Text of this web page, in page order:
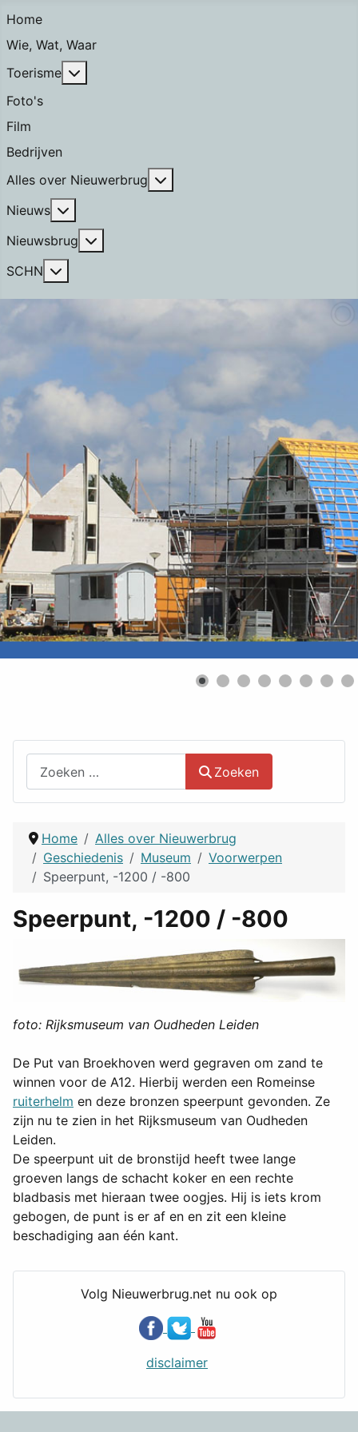
Home
Wie, Wat, Waar
Toerisme
Foto's
Film
Bedrijven
Alles over Nieuwerbrug
Nieuws
Nieuwsbrug
SCHN
Zoeken
Home
Alles over Nieuwerbrug
Geschiedenis
Museum
Voorwerpen
Speerpunt, -1200 / -800
Speerpunt, -1200 / -800
foto: Rijksmuseum van Oudheden Leiden
De Put van Broekhoven werd gegraven om zand te
winnen voor de A12. Hierbij werden een Romeinse
ruiterhelm en deze bronzen speerpunt gevonden. Ze
zijn nu te zien in het Rijksmuseum van Oudheden
Leiden.
De speerpunt uit de bronstijd heeft twee lange
groeven langs de schacht koker en een rechte
bladbasis met hieraan twee oogjes. Hij is iets krom
gebogen, de punt is er af en en zit een kleine
beschadiging aan één kant.
Volg Nieuwerbrug.net nu ook op
disclaimer